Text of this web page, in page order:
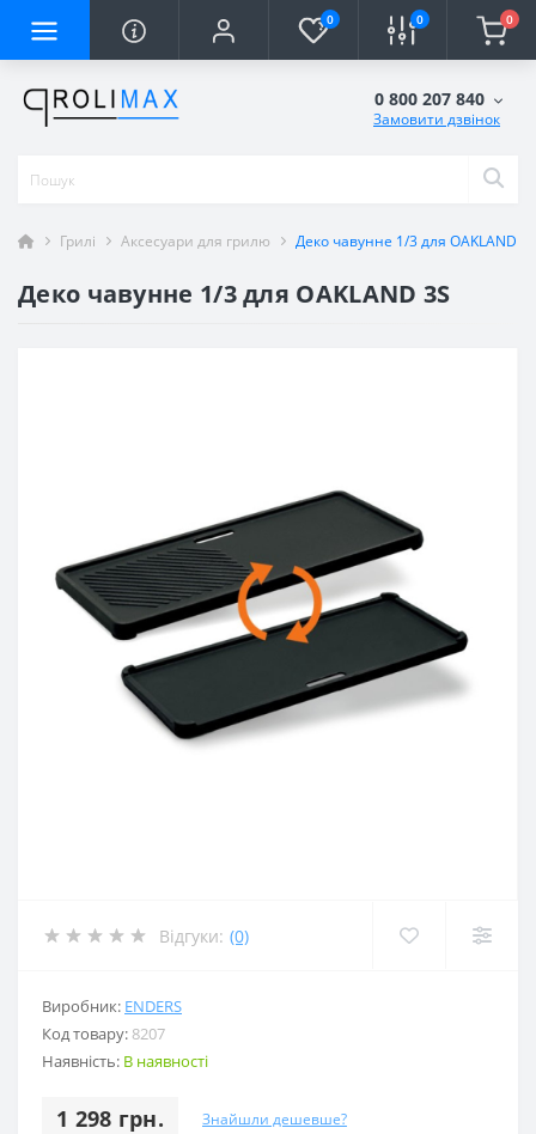
0 0 0
0 800 207 840
Замовити дзвінок
Грилі Аксесуари для грилю Деко чавунне 1/3 для OAKLAND 3S
Деко чавунне 1/3 для OAKLAND 3S
Відгуки: (0)
Виробник: ENDERS
Код товару: 8207
Наявність: В наявності
1 298 грн. Знайшли дешевше?